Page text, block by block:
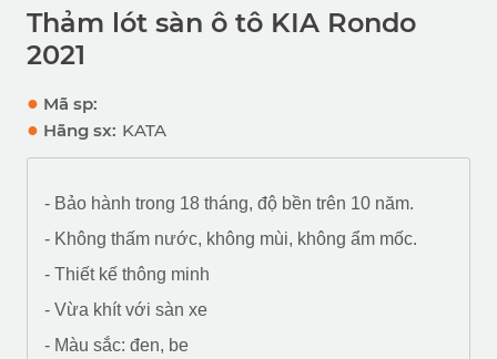
Thảm lót sàn ô tô KIA Rondo
2021
● Mã sp:
● Hãng sx: KATA
- Bảo hành trong 18 tháng, độ bền trên 10 năm.
- Không thấm nước, không mùi, không ẩm mốc.
- Thiết kế thông minh
- Vừa khít với sàn xe
- Màu sắc: đen, be